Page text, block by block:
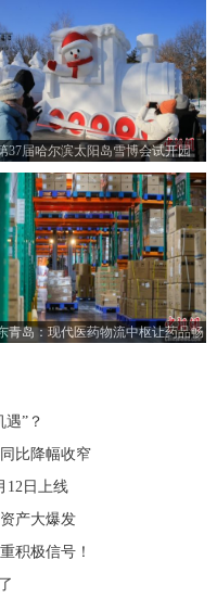
37届哈尔滨太阳岛雪博会试开园
青岛：现代医药物流中枢让药品畅
遇”？
比降幅收窄
12日上线
产大爆发
积极信号！